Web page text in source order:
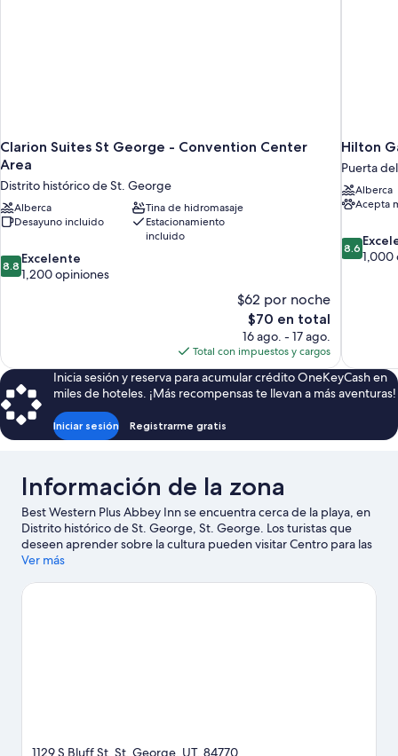
Clarion Suites St George - Convention Center
Area
Distrito histórico de St. George
Alberca
Tina de hidromasaje
Desayuno incluido
Estacionamiento
incluido
8.8
de
8.8 Excelente
1,200 opiniones
$62 por noche
El
precio
actual
es
de
$70
$70 en total
16 ago. - 17 ago.
Total con impuestos y cargos
Hilton
Puerta
Alberca
Acepta
8.6
de
8.6
1,000
Inicia sesión y reserva para acumular crédito OneKeyCash en
miles de hoteles. ¡Más recompensas te llevan a más aventuras!
Iniciar sesión Registrarme gratis
Información de la zona
Best Western Plus Abbey Inn se encuentra cerca de la playa, en
Distrito histórico de St. George, St. George. Los turistas que
deseen aprender sobre la cultura pueden visitar Centro para las
Artes y Anfiteatro Tuacahn, mientras que las personas que
estatal Snow Canyon y Parque estatal Sand Hollow. También
Ver más